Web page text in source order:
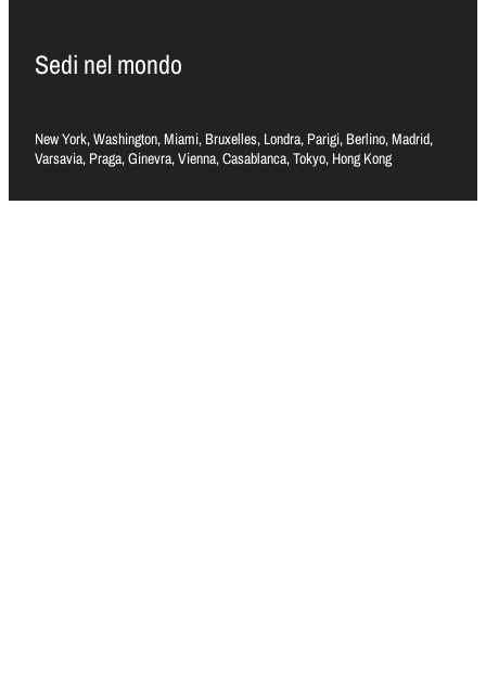
Sedi nel mondo
New York, Washington, Miami, Bruxelles, Londra, Parigi, Berlino, Madrid,
Varsavia, Praga, Ginevra, Vienna, Casablanca, Tokyo, Hong Kong